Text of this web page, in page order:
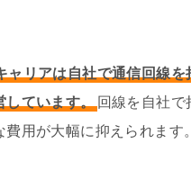
ャリアは自社で通信回線
しています。
回線を自社
費用が大幅に抑えられます。